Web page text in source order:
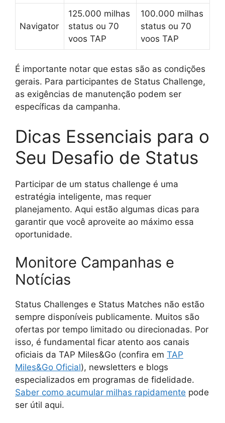
Navigator
125.000 milhas
status ou 70
voos TAP
100.000 milhas
status ou 70
voos TAP
É importante notar que estas são as condições
gerais. Para participantes de Status Challenge,
as exigências de manutenção podem ser
específicas da campanha.
Dicas Essenciais para o
Seu Desafio de Status
Participar de um status challenge é uma
estratégia inteligente, mas requer
planejamento. Aqui estão algumas dicas para
garantir que você aproveite ao máximo essa
oportunidade.
Monitore Campanhas e
Notícias
Status Challenges e Status Matches não estão
sempre disponíveis publicamente. Muitos são
ofertas por tempo limitado ou direcionadas. Por
isso, é fundamental ficar atento aos canais
oficiais da TAP Miles&Go (confira em TAP
Miles&Go Oficial), newsletters e blogs
especializados em programas de fidelidade.
Saber como acumular milhas rapidamente pode
ser útil aqui.